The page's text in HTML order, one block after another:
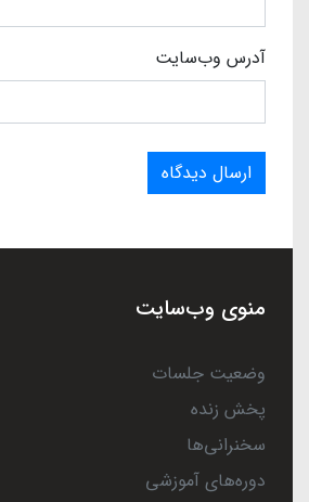
آدرس وب‌سایت
ارسال دیدگاه
منوی وب‌سایت
وضعیت جلسات
پخش زنده
سخنرانی‌ها
دوره‌های آموزشی